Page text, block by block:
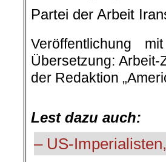
Partei der Arbeit
Veröffentlichung
Übersetzung:
der Redaktion
Lest dazu auch:
– US-